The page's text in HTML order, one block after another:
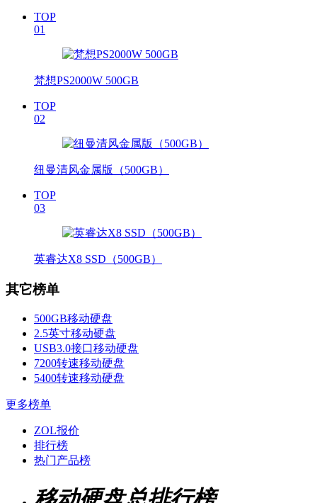
TOP
01
梵想PS2000W 500GB
TOP
02
纽曼清风金属版（500GB）
TOP
03
英睿达X8 SSD（500GB）
其它榜单
500GB移动硬盘
2.5英寸移动硬盘
USB3.0接口移动硬盘
7200转速移动硬盘
5400转速移动硬盘
更多榜单
ZOL报价
排行榜
热门产品榜